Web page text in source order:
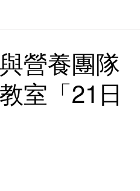
營養團隊
室「21日